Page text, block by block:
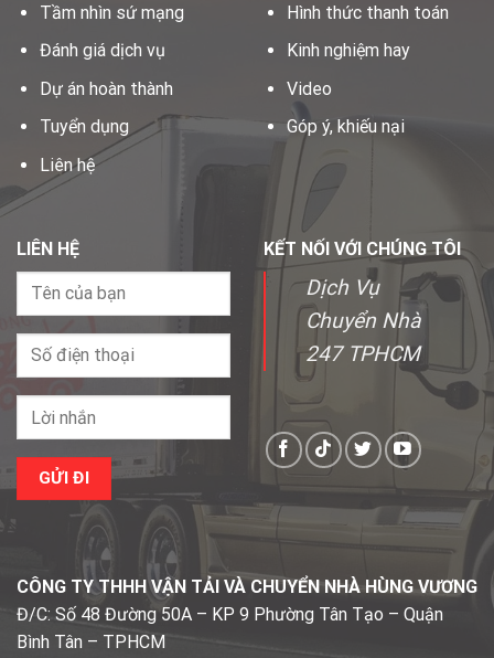
Tầm nhìn sứ mạng
Đánh giá dịch vụ
Dự án hoàn thành
Tuyển dụng
Liên hệ
Hình thức thanh toán
Kinh nghiệm hay
Video
Góp ý, khiếu nại
LIÊN HỆ KẾT NỐI VỚI CHÚNG TÔI
Dịch Vụ
Chuyển Nhà
247 TPHCM
CÔNG TY THHH VẬN TẢI VÀ CHUYỂN NHÀ HÙNG VƯƠNG
Đ/C: Số 48 Đường 50A – KP 9 Phường Tân Tạo – Quận
Bình Tân – TPHCM